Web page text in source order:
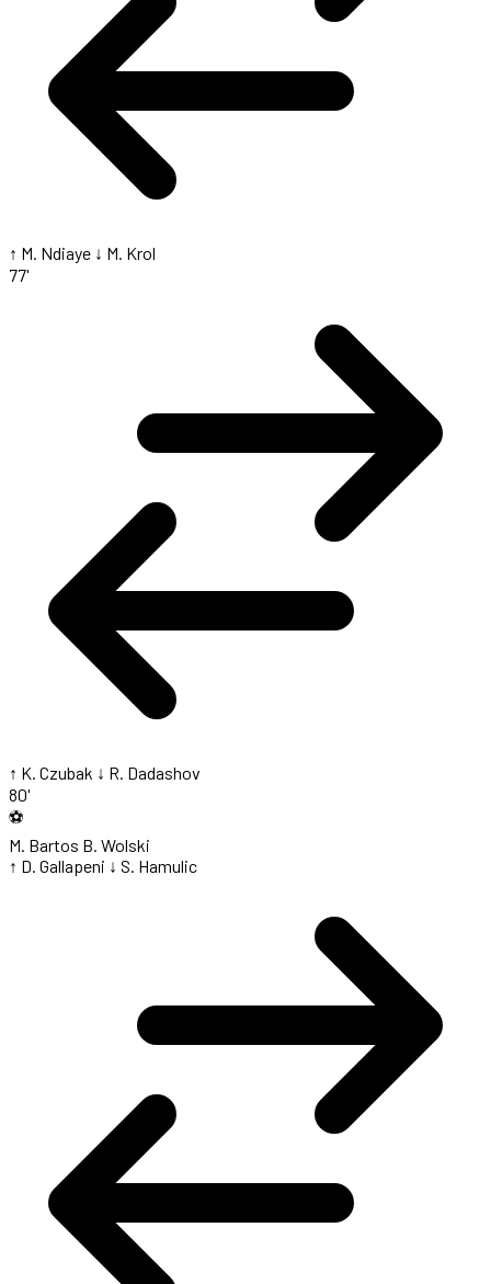
↑ M. Ndiaye ↓ M. Krol
77'
↑ K. Czubak ↓ R. Dadashov
80'
⚽
M. Bartos B. Wolski
↑ D. Gallapeni ↓ S. Hamulic